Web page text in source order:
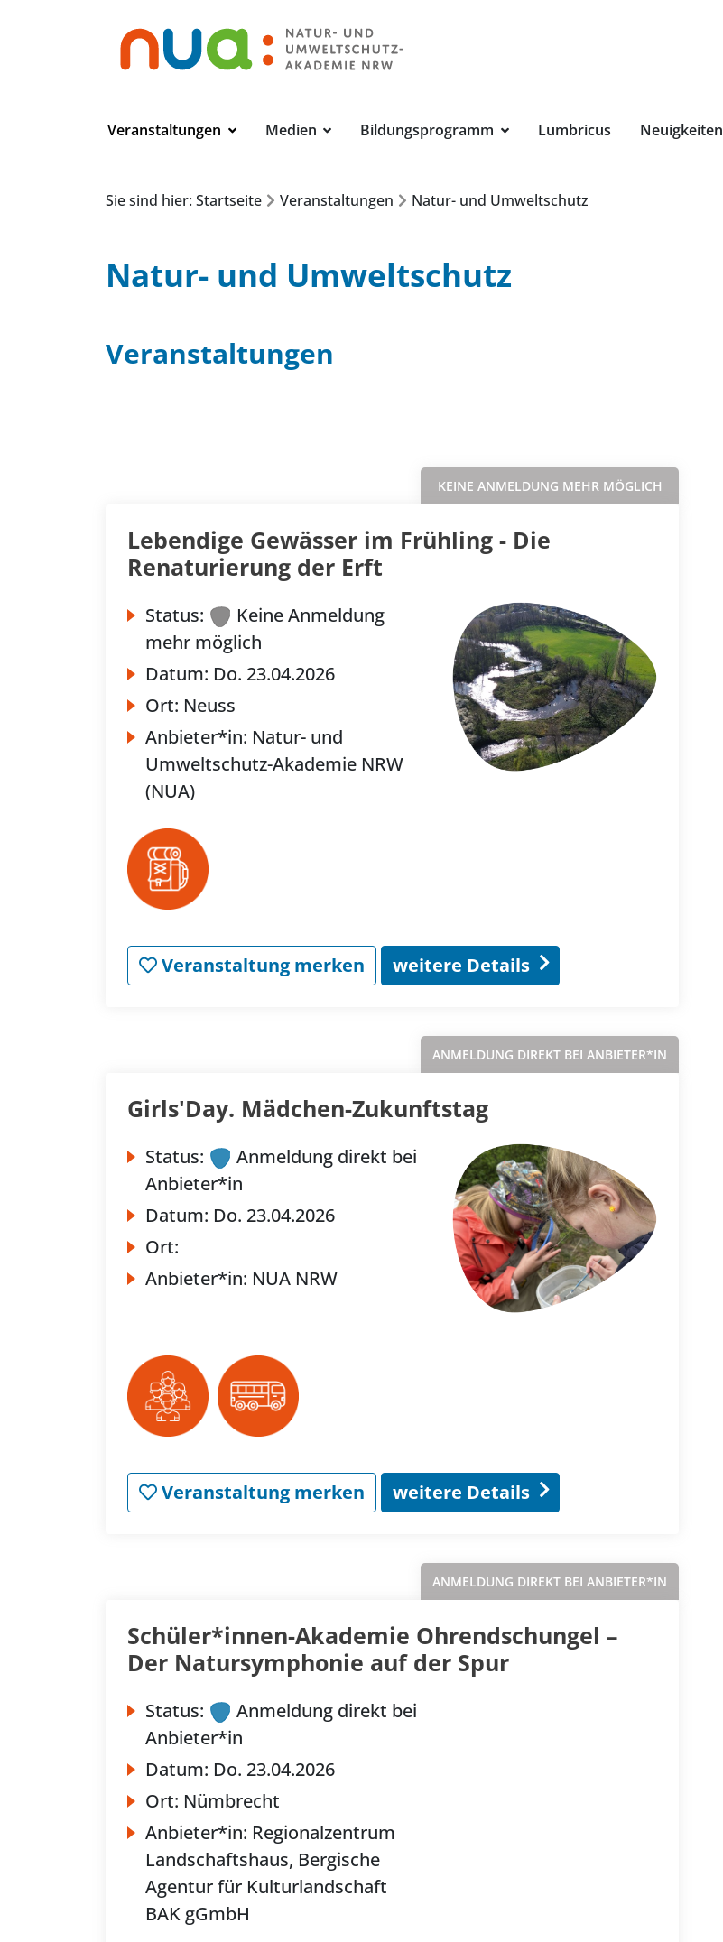
Veranstaltungen Medien Bildungsprogramm Lumbricus Neuigkeiten
Sie sind hier: Startseite Veranstaltungen Natur- und Umweltschutz
Natur- und Umweltschutz
Veranstaltungen
KEINE ANMELDUNG MEHR MÖGLICH
Lebendige Gewässer im Frühling - Die
Renaturierung der Erft
Status:
Keine Anmeldung
mehr möglich
Datum: Do. 23.04.2026
Ort: Neuss
Anbieter*in: Natur- und
Umweltschutz-Akademie NRW
(NUA)
Veranstaltung merken weitere Details
ANMELDUNG DIREKT BEI ANBIETER*IN
Girls'Day. Mädchen-Zukunftstag
Status:
Anmeldung direkt bei
Anbieter*in
Datum: Do. 23.04.2026
Ort:
Anbieter*in: NUA NRW
Veranstaltung merken weitere Details
ANMELDUNG DIREKT BEI ANBIETER*IN
Schüler*innen-Akademie Ohrendschungel –
Der Natursymphonie auf der Spur
Status:
Anmeldung direkt bei
Anbieter*in
Datum: Do. 23.04.2026
Ort: Nümbrecht
Anbieter*in: Regionalzentrum
Landschaftshaus, Bergische
Agentur für Kulturlandschaft
BAK gGmbH